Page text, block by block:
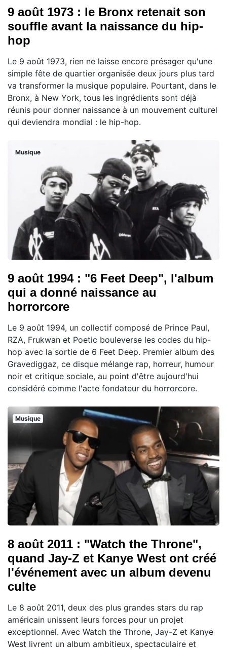
9 août 1973 : le Bronx retenait son
souffle avant la naissance du hip-
hop
Le 9 août 1973, rien ne laisse encore présager qu'une
simple fête de quartier organisée deux jours plus tard
va transformer la musique populaire. Pourtant, dans le
Bronx, à New York, tous les ingrédients sont déjà
réunis pour donner naissance à un mouvement culturel
qui deviendra mondial : le hip-hop.
Musique
9 août 1994 : "6 Feet Deep", l'album
qui a donné naissance au
horrorcore
Le 9 août 1994, un collectif composé de Prince Paul,
RZA, Frukwan et Poetic bouleverse les codes du hip-
hop avec la sortie de 6 Feet Deep. Premier album des
Gravediggaz, ce disque mélange rap, horreur, humour
noir et critique sociale, au point d'être aujourd'hui
considéré comme l'acte fondateur du horrorcore.
Musique
8 août 2011 : "Watch the Throne",
quand Jay-Z et Kanye West ont créé
l'événement avec un album devenu
culte
Le 8 août 2011, deux des plus grandes stars du rap
américain unissent leurs forces pour un projet
exceptionnel. Avec Watch the Throne, Jay-Z et Kanye
West livrent un album ambitieux, spectaculaire et